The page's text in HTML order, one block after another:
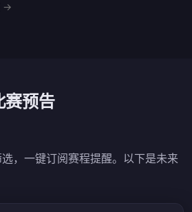
→
赛预告
，一键订阅赛程提醒。以下是未来